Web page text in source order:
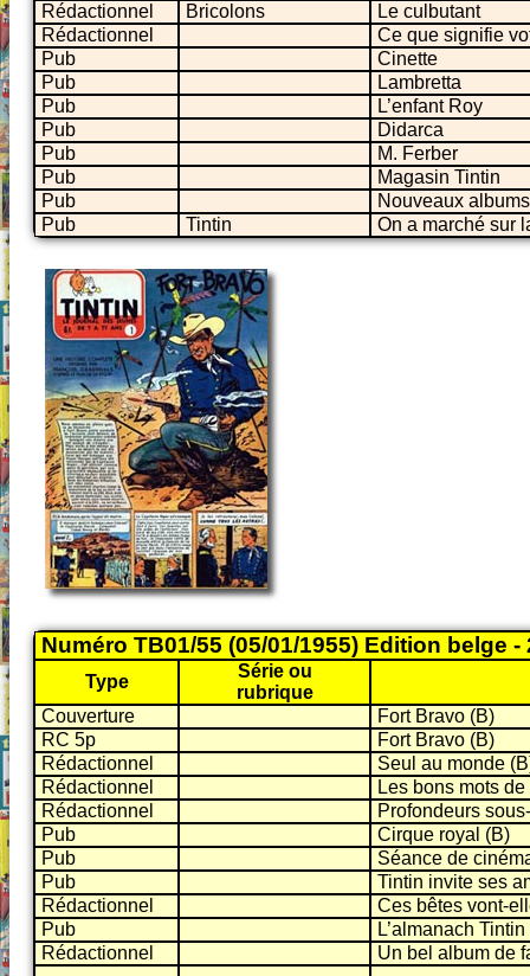
Rédactionnel
Bricolons
Le culbutant
Rédactionnel
Ce que signifie
Pub
Cinette
Pub
Lambretta
Pub
L’enfant Roy
Pub
Didarca
Pub
M. Ferber
Pub
Magasin Tintin
Pub
Nouveaux
Pub
Tintin On a marché sur
Numéro TB01/55 (05/01/1955) Edition belge
Type
Série ou
rubrique
Couverture
Fort Bravo (B)
RC 5p
Fort Bravo (B)
Rédactionnel
Seul au monde
Rédactionnel
Les bons mots
Rédactionnel
Profondeurs
Pub
Cirque royal (B)
Pub
Séance de
Pub
Tintin invite ses
Rédactionnel
Ces bêtes vont-
Pub
L’almanach
Rédactionnel
Un bel album de